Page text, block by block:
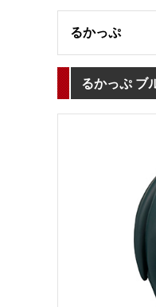
るかっぷ
るかっぷ ブ